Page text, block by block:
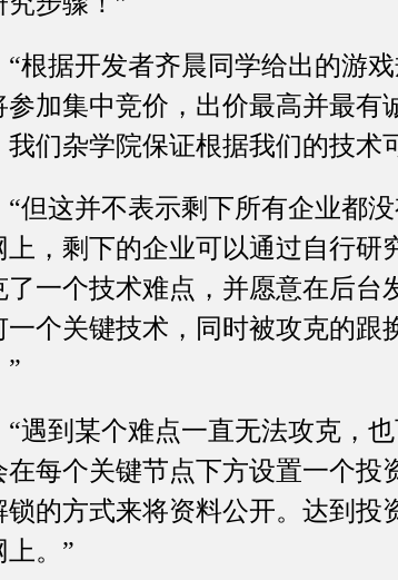
据开发者齐晨同学给出的游戏
参加集中竞价，出价最高并最有
我们杂学院保证根据我们的技术
这并不表示剩下所有企业都没
上，剩下的企业可以通过自行研
了一个技术难点，并愿意在后台
一个关键技术，同时被攻克的跟
”
到某个难点一直无法攻克，也
在每个关键节点下方设置一个投
锁的方式来将资料公开。达到投
上。”